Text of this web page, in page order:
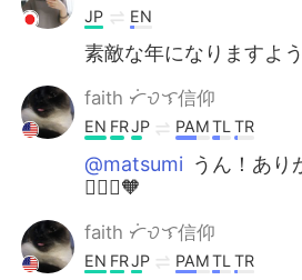
JP EN
素敵な年になりますよ
faith ᜆᜒᜏᜎ信仰
EN FRJP PAM TL TR
@matsumi うん！あり
🙇🏻‍♀️🧡
faith ᜆᜒᜏᜎ信仰
EN FRJP PAM TL TR